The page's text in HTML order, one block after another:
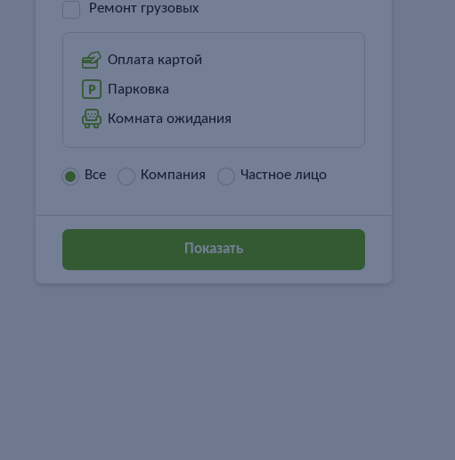
Ремонт грузовых
Оплата картой
Парковка
Комната ожидания
Все Компания Частное лицо
Показать